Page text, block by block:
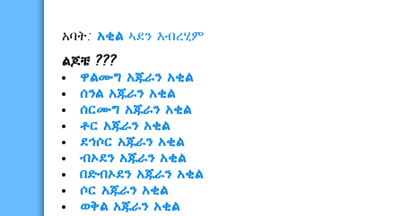
አባት: አቂል ኣደን እብረሂም
ልጆቼ ???
ዋልሙግ አጁራን አቂል
ሰንል አጁራን አቂል
ሰርሙግ አጁራን አቂል
ቶር አጁራን አቂል
ደኅሶር አጁራን አቂል
ብኦደን አጁራን አቂል
በድብኦደን አጁራን አቂል
ሶር አጁራን አቂል
ወቅል አጁራን አቂል